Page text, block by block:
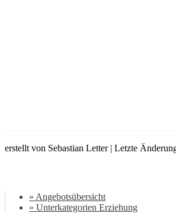
erstellt von Sebastian Letter | Letzte
» Angebotsübersicht
» Unterkategorien Erziehung